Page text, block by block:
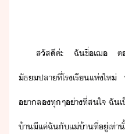
สัสี​ค่ะ​ ​ฉั​ชื่​เฌ​ ​ต
ัธปลา​ที่​โรเรี​แห่​ใ
า​ล​ทุๆ​่าที่​สใจ​ ​ฉั​
้า​ี​แค่​ฉั​ั​แ่้า​ที่ู่​เท่